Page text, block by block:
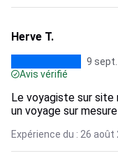
Herve T.
9
Avis vérifié
Le voyagiste sur site
un voyage sur mesure
Expérience du : 26 août